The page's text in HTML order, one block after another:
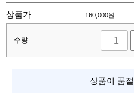
상품가 160,000원
수량
상품이 품